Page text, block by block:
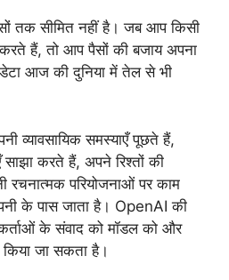
तक सीमित नहीं है। जब आप किसी
हैं, तो आप पैसों की बजाय अपना
आज की दुनिया में तेल से भी
व्यावसायिक समस्याएँ पूछते हैं,
साझा करते हैं, अपने रिश्तों की
रचनात्मक परियोजनाओं पर काम
के पास जाता है। OpenAI की
के संवाद को मॉडल को और
जा सकता है।